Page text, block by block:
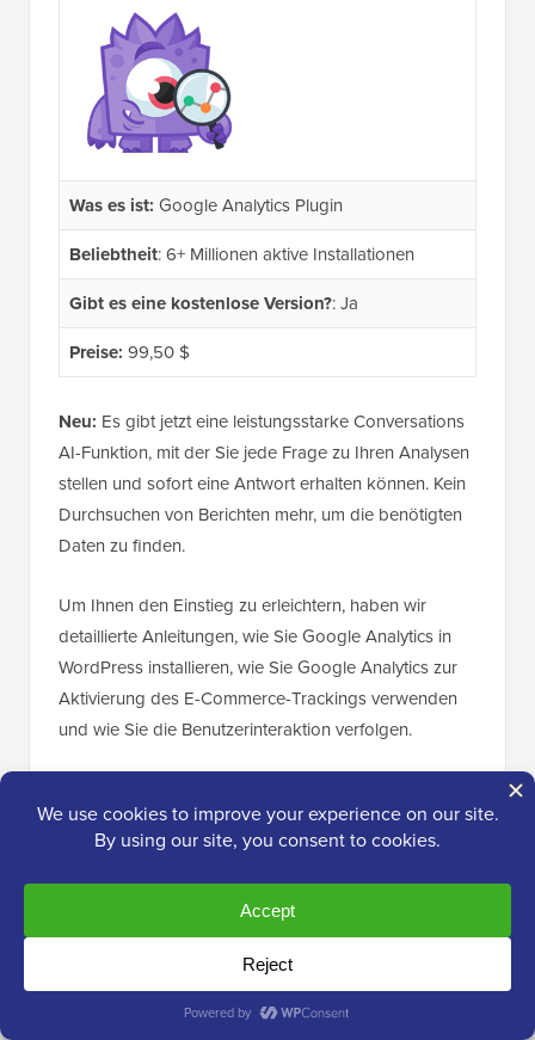
Was es ist: Google Analytics Plugin
Beliebtheit: 6+ Millionen aktive Installationen
Gibt es eine kostenlose Version?: Ja
Preise: 99,50 $
Neu: Es gibt jetzt eine leistungsstarke Conversations
AI-Funktion, mit der Sie jede Frage zu Ihren Analysen
stellen und sofort eine Antwort erhalten können. Kein
Durchsuchen von Berichten mehr, um die benötigten
Daten zu finden.
Um Ihnen den Einstieg zu erleichtern, haben wir
detaillierte Anleitungen, wie Sie Google Analytics in
WordPress installieren, wie Sie Google Analytics zur
Aktivierung des E-Commerce-Trackings verwenden
und wie Sie die Benutzerinteraktion verfolgen.